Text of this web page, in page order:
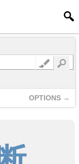
OPTIONS →